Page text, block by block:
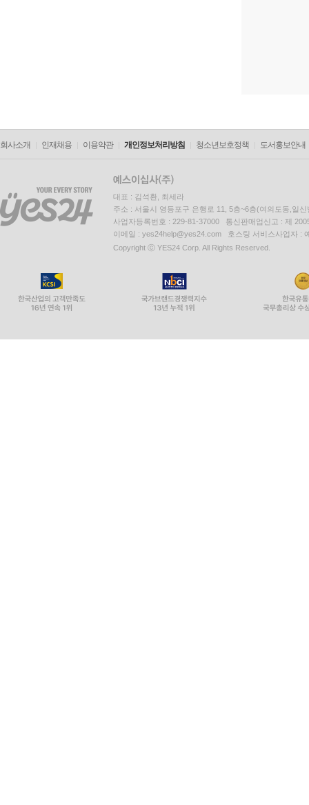
회사소개 인재채용 이용약관 개인정보처리방침 청소년보호정책 도서홍보안내
대표 : 김석환, 최세라
주소 : 서울시 영등포구 은행로 11, 5층~6층(여의도동,일신
사업자등록번호 : 229-81-37000 통신판매업신고 : 제
이메일 : yes24help@yes24.com 호스팅 서비스사업자 :
Copyright ⓒ YES24 Corp. All Rights Reserved.